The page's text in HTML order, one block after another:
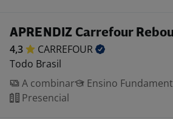
APRENDIZ Carrefour
4,3
CARREFOUR
Todo Brasil
A combinar
Ensino
Presencial